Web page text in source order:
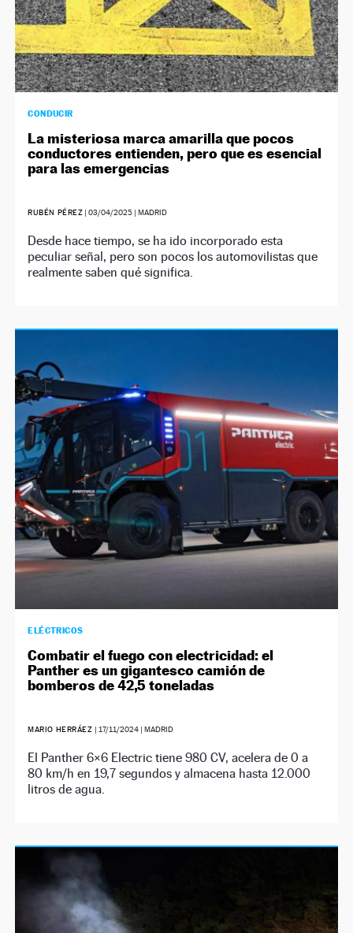
CONDUCIR
La misteriosa marca amarilla que pocos
conductores entienden, pero que es esencial
para las emergencias
RUBÉN PÉREZ |03/04/2025 | MADRID
Desde hace tiempo, se ha ido incorporado esta
peculiar señal, pero son pocos los automovilistas que
realmente saben qué significa.
ELÉCTRICOS
Combatir el fuego con electricidad: el
Panther es un gigantesco camión de
bomberos de 42,5 toneladas
MARIO HERRÁEZ | 17/11/2024| MADRID
El Panther 6×6 Electric tiene 980 CV, acelera de 0 a
80 km/h en 19,7 segundos y almacena hasta 12.000
litros de agua.